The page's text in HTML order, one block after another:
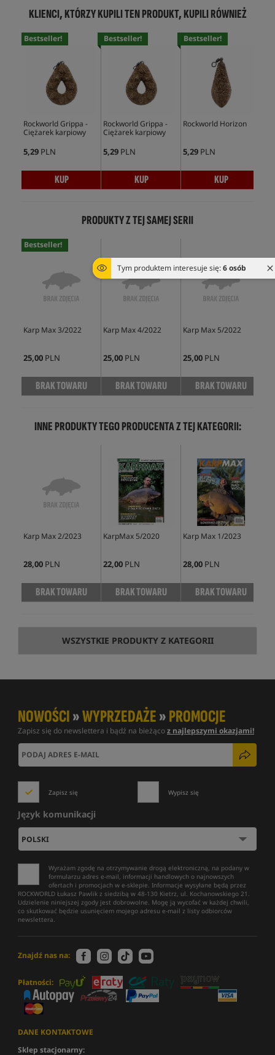
Tym produktem interesuje się:6 osób
KLIENCI, KTÓRZY KUPILI TEN PRODUKT, KUPILI RÓWNIEŻ
Bestseller!
Rockworld Grippa -
Ciężarek karpiowy
5,29 PLN
KUP
Bestseller!
Rockworld Grippa -
Ciężarek karpiowy
5,29 PLN
KUP
Bestseller!
Rockworld Horizon
5,29 PLN
KUP
PRODUKTY Z TEJ SAMEJ SERII
Bestseller!
Karp Max 3/2022
25,00 PLN
BRAK TOWARU
Karp Max 4/2022
25,00 PLN
BRAK TOWARU
Karp Max 5/2022
25,00 PLN
BRAK TOWARU
INNE PRODUKTY TEGO PRODUCENTA Z TEJ KATEGORII:
Karp Max 2/2023
28,00 PLN
BRAK TOWARU
KarpMax 5/2020
22,00 PLN
BRAK TOWARU
Karp Max 1/2023
28,00 PLN
BRAK TOWARU
WSZYSTKIE PRODUKTY Z KATEGORII
NOWOŚCI»WYPRZEDAŻE»PROMOCJE
Zapisz się do newslettera i bądź na bieżącoz najlepszymi okazjami!
Zapisz się Wypisz się
Język komunikacji
Wyrażam zgodę na otrzymywanie drogą elektroniczną, na podany w
formularzu adres e-mail, informacji handlowych o najnowszych
ofertach i promocjach w e-sklepie. Informacje wysyłane będą przez
ROCKWORLD Łukasz Pawlik z siedzibą w 48-130 Kietrz, ul. Kochanowskiego 21.
Udzielenie niniejszej zgody jest dobrowolne. Mogę ją wycofać w każdej chwili,
co skutkować będzie usunięciem mojego adresu e-mail z listy odbiorców
newslettera.
Znajdź nas na:
Płatności:
DANE KONTAKTOWE
Sklep stacjonarny: